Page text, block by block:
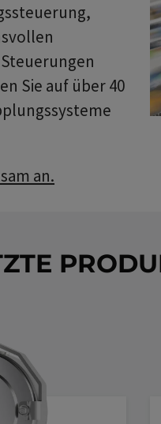
Sie auf über 40
an.